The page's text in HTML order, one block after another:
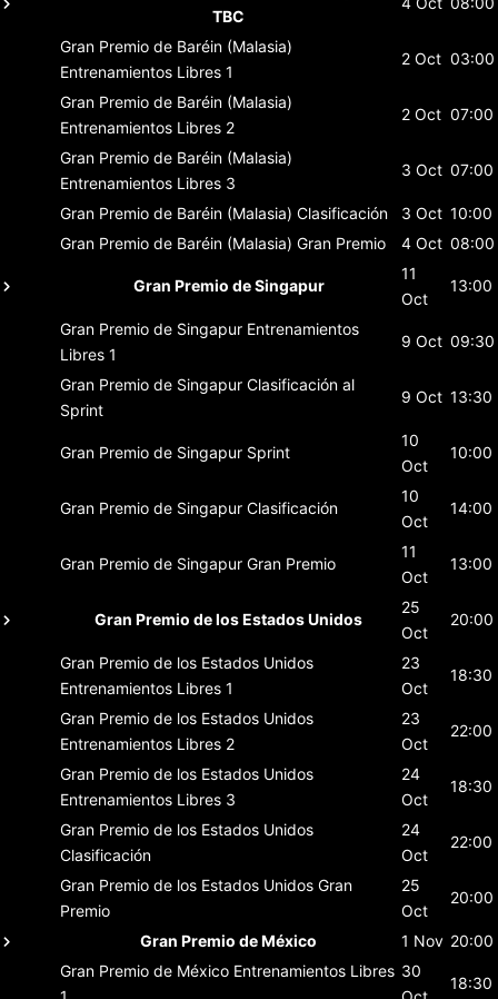
TBC
Gran Premio de Baréin (Malasia)
Entrenamientos Libres 1
2 Oct 03:00
Gran Premio de Baréin (Malasia)
Entrenamientos Libres 2
2 Oct 07:00
Gran Premio de Baréin (Malasia)
Entrenamientos Libres 3
3 Oct 07:00
Gran Premio de Baréin (Malasia) Clasificación 3 Oct 10:00
Gran Premio de Baréin (Malasia) Gran Premio 4 Oct 08:00
Gran Premio de Singapur
11
Oct
13:00
Gran Premio de Singapur Entrenamientos
Libres 1
9 Oct 09:30
Gran Premio de Singapur Clasificación al
Sprint
9 Oct 13:30
Gran Premio de Singapur Sprint
10
Oct
10:00
Gran Premio de Singapur Clasificación
10
Oct
14:00
Gran Premio de Singapur Gran Premio
11
Oct
13:00
Gran Premio de los Estados Unidos
25
Oct
20:00
Gran Premio de los Estados Unidos
Entrenamientos Libres 1
23
Oct
18:30
Gran Premio de los Estados Unidos
Entrenamientos Libres 2
23
Oct
22:00
Gran Premio de los Estados Unidos
Entrenamientos Libres 3
24
Oct
18:30
Gran Premio de los Estados Unidos
Clasificación
24
Oct
22:00
Gran Premio de los Estados Unidos Gran
Premio
25
Oct
20:00
Gran Premio de México 1 Nov 20:00
Gran Premio de México Entrenamientos Libres 30
18:30